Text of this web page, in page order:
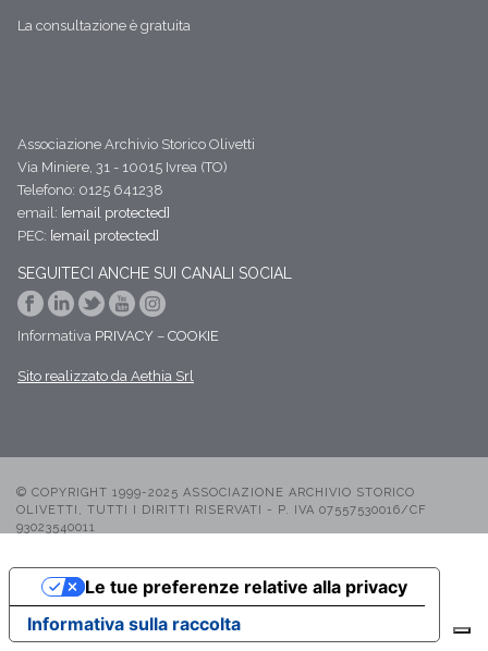
La consultazione è gratuita
Associazione Archivio Storico Olivetti
Via Miniere, 31 - 10015 Ivrea (TO)
Telefono: 0125 641238
email: [email protected]
PEC: [email protected]
SEGUITECI ANCHE SUI CANALI SOCIAL
Informativa PRIVACY – COOKIE
Sito realizzato da Aethia Srl
© COPYRIGHT 1999-2025 ASSOCIAZIONE ARCHIVIO STORICO
OLIVETTI, TUTTI I DIRITTI RISERVATI - P. IVA 07557530016/CF
93023540011
Informativa sulla raccolta
Le tue preferenze relative alla privacy